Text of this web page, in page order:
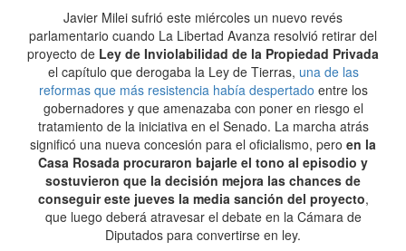
Javier Milei sufrió este miércoles un nuevo revés
parlamentario cuando La Libertad Avanza resolvió retirar del
proyecto de Ley de Inviolabilidad de la Propiedad Privada
el capítulo que derogaba la Ley de Tierras, una de las
reformas que más resistencia había despertado entre los
gobernadores y que amenazaba con poner en riesgo el
tratamiento de la iniciativa en el Senado. La marcha atrás
significó una nueva concesión para el oficialismo, pero en la
Casa Rosada procuraron bajarle el tono al episodio y
sostuvieron que la decisión mejora las chances de
conseguir este jueves la media sanción del proyecto,
que luego deberá atravesar el debate en la Cámara de
Diputados para convertirse en ley.